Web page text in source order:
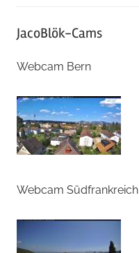
JacoBlök-Cams
Webcam Bern
Webcam Südfrankreich